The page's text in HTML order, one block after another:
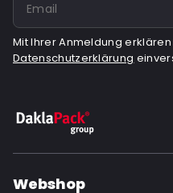
Mit Ihrer Anmeldung
Datenschutzerklärung
Webshop